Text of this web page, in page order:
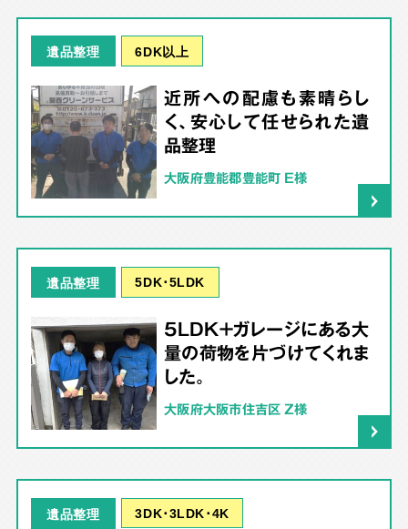
遺品整理 6DK以上
近所への配慮も素晴らし
く、安心して任せられた遺
品整理
大阪府豊能郡豊能町 E様
遺品整理 5DK･5LDK
5LDK＋ガレージにある大
量の荷物を片づけてくれま
した。
大阪府大阪市住吉区 Z様
遺品整理 3DK･3LDK･4K